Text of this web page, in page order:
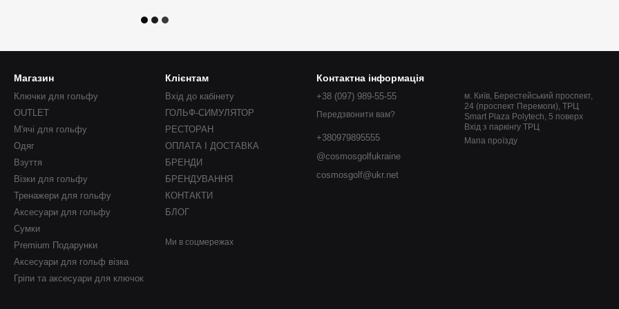
Магазин
Ключки для гольфу
OUTLET
М'ячі для гольфу
Одяг
Взуття
Візки для гольфу
Тренажери для гольфу
Аксесуари для гольфу
Сумки
Premium Подарунки
Аксесуари для гольф візка
Гріпи та аксесуари для ключок
Клієнтам
Вхід до кабінету
ГОЛЬФ-СИМУЛЯТОР
РЕСТОРАН
ОПЛАТА І ДОСТАВКА
БРЕНДИ
БРЕНДУВАННЯ
КОНТАКТИ
БЛОГ
Ми в соцмережах
Контактна інформація
+38 (097) 989-55-55
Передзвонити вам?
+380979895555
@cosmosgolfukraine
cosmosgolf@ukr.net
м. Київ, Берестейський проспект,
24 (проспект Перемоги), ТРЦ
Smart Plaza Polytech, 5 поверх
Вхід з паркінгу ТРЦ
Мапа проїзду